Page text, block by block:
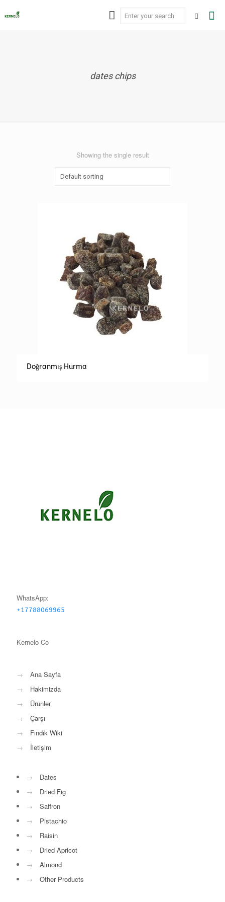
dates chips
Showing the single result
Doğranmış Hurma
WhatsApp:
+17788069965
Kernelo Co
→
Ana Sayfa
→
Hakimizda
→
Ürünler
→
Çarşı
→
Fındık Wiki
→
İletişim
→
Dates
→
Dried Fig
→
Saffron
→
Pistachio
→
Raisin
→
Dried Apricot
→
Almond
→
Other Products